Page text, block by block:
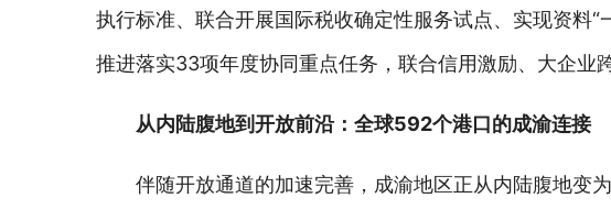
执行标准、联合开展国际税收确定性服务试点、实现资料
推进落实33项年度协同重点任务，联合信用激励、大企业
从内陆腹地到开放前沿：全球592个港口的成渝连接
伴随开放通道的加速完善，成渝地区正从内陆腹地变为